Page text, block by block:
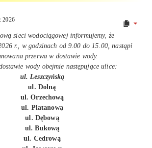
2026
sieci wodociągowej informujemy, że
r., w godzinach od 9.00 do 15.00, nastąpi
przerwa w dostawie wody.
wody obejmie następujące ulice:
ul. Leszczyńską
ul. Dolną
ul. Orzechową
ul. Platanową
ul. Dębową
ul. Bukową
ul. Cedrową